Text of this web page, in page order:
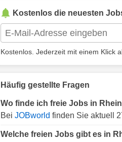
Kostenlos die neuesten
Kostenlos. Jederzeit mit einem Klick
Häufig gestellte Fragen
Wo finde ich freie Jobs in
Bei JOBworld finden Sie aktuell
Welche freien Jobs gibt es in